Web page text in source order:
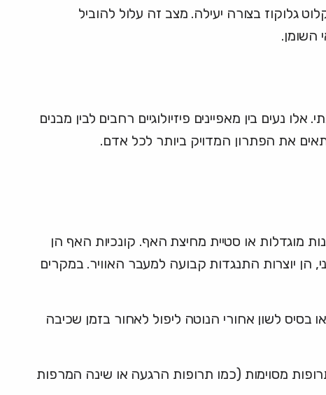
גלוקוז בצורה יעילה. מצב זה עלול להוביל
השומן.
בין מאפיינים פיזיולוגיים רחבים לבין מבנים
את הפתרון המדויק ביותר לכל אדם.
מוגדלות או סטיית מחיצת האף. קונכיות האף הן
הן יוצרות התנגדות קבועה למעבר האוויר. במקרים
לשון אחורי הנוטה ליפול לאחור בזמן שכיבה
מסוימות (כמו תרופות הרגעה או שינה המרפות